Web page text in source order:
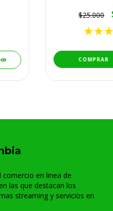
$25.000
COMPRAR
comercio en linea de
las que destacan los
streaming y servicios en